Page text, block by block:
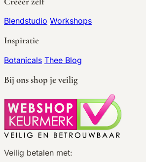
Blendstudio Workshops
Inspiratie
Botanicals Thee Blog
Bij ons shop je veilig
Veilig betalen met: